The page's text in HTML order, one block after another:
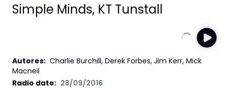
Simple Minds, KT Tunstall
Autores: Charlie Burchill, Derek Forbes, Jim Kerr, Mick
Macneil
Radio date: 28/09/2016